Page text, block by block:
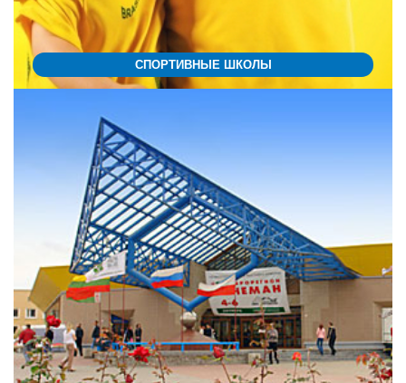
СПОРТИВНЫЕ ШКОЛЫ